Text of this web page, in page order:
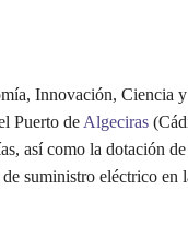
Innovación, Ciencia
Puerto de Algeciras
así como la dotación
suministro eléctrico